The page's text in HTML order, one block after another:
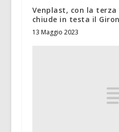
Venplast, con la
chiude in testa il
13 Maggio 2023